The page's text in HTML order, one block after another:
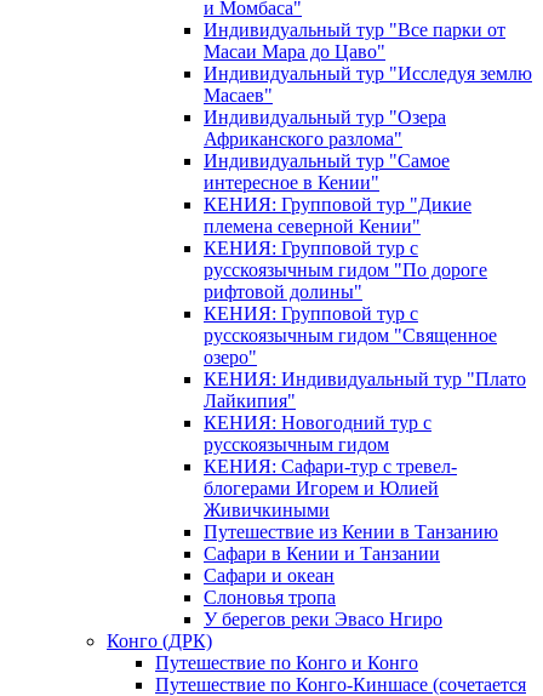
и Момбаса"
Индивидуальный тур "Все парки от
Масаи Мара до Цаво"
Индивидуальный тур "Исследуя землю
Масаев"
Индивидуальный тур "Озера
Африканского разлома"
Индивидуальный тур "Самое
интересное в Кении"
КЕНИЯ: Групповой тур "Дикие
племена северной Кении"
КЕНИЯ: Групповой тур с
русскоязычным гидом "По дороге
рифтовой долины"
КЕНИЯ: Групповой тур с
русскоязычным гидом "Священное
озеро"
КЕНИЯ: Индивидуальный тур "Плато
Лайкипия"
КЕНИЯ: Новогодний тур с
русскоязычным гидом
КЕНИЯ: Сафари-тур с тревел-
блогерами Игорем и Юлией
Живичкиными
Путешествие из Кении в Танзанию
Сафари в Кении и Танзании
Сафари и океан
Слоновья тропа
У берегов реки Эвасо Нгиро
Конго (ДРК)
Путешествие по Конго и Конго
Путешествие по Конго-Киншасе (сочетается